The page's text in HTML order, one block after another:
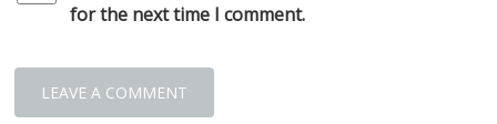
for the next time I comment.